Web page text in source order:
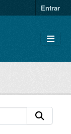
Entrar